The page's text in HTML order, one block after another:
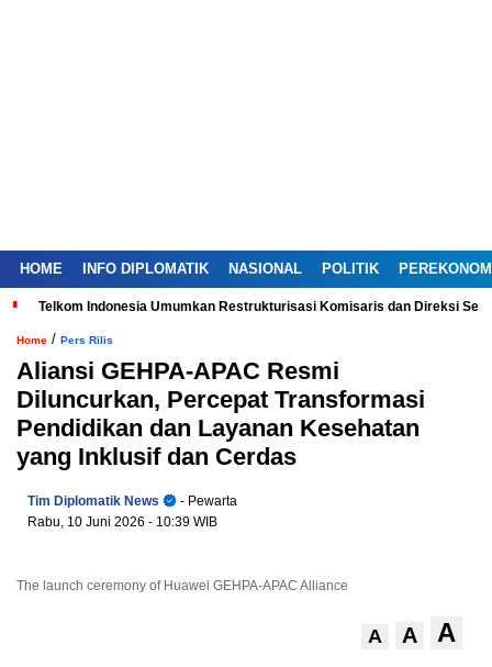
HOME INFO DIPLOMATIK NASIONAL POLITIK
Telkom Indonesia Umumkan Restrukturisasi Komisaris dan Direksi
Home / Pers Rilis
Aliansi GEHPA-APAC Resmi
Diluncurkan, Percepat Transformasi
Pendidikan dan Layanan Kesehatan
yang Inklusif dan Cerdas
Tim Diplomatik News
- Pewarta
Rabu, 10 Juni 2026 - 10:39 WIB
The launch ceremony of Huawei GEHPA-APAC Alliance
A A A